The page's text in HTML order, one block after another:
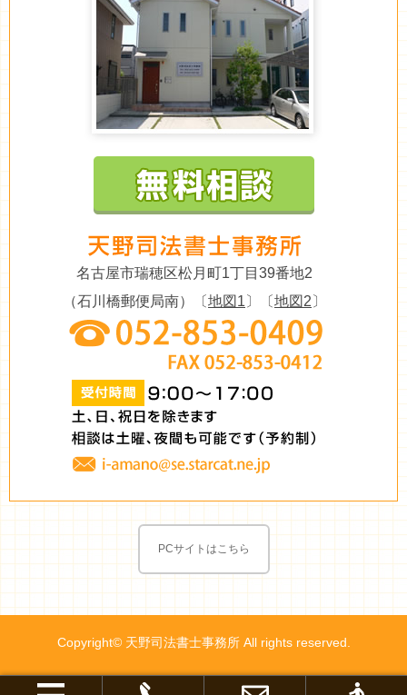
名古屋市瑞穂区松月町1丁目39番地2
（石川橋郵便局南）〔地図1 〕〔地図2 〕
PCサイトはこちら
Copyright© 天野司法書士事務所 All rights reserved.